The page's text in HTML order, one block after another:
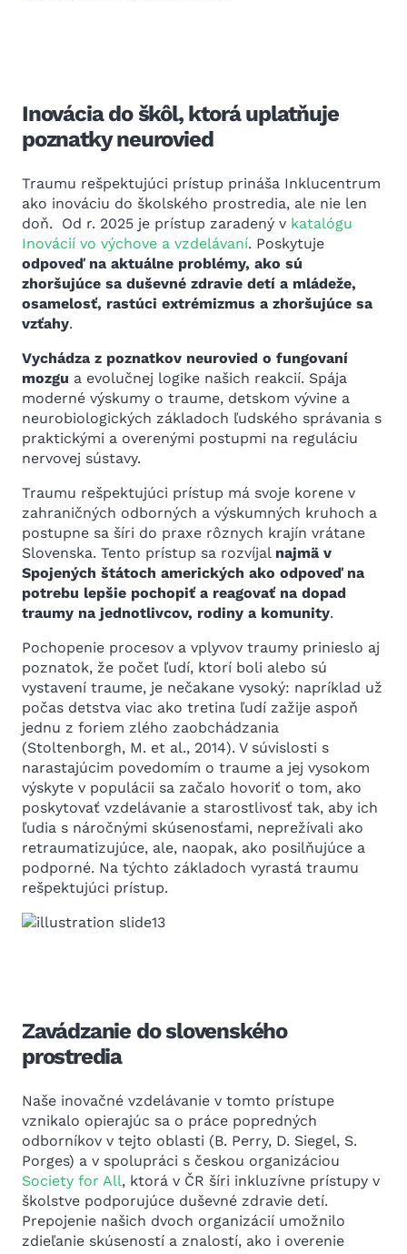
Inovácia do škôl, ktorá uplatňuje
poznatky neurovied
Traumu rešpektujúci prístup prináša Inklucentrum
ako inováciu do školského prostredia, ale nie len
doň. Od r. 2025 je prístup zaradený v katalógu
Inovácií vo výchove a vzdelávaní. Poskytuje
odpoveď na aktuálne problémy, ako sú
zhoršujúce sa duševné zdravie detí a mládeže,
osamelosť, rastúci extrémizmus a zhoršujúce sa
vzťahy.
Vychádza z poznatkov neurovied o fungovaní
mozgu a evolučnej logike našich reakcií. Spája
moderné výskumy o traume, detskom vývine a
neurobiologických základoch ľudského správania s
praktickými a overenými postupmi na reguláciu
nervovej sústavy.
Traumu rešpektujúci prístup má svoje korene v
zahraničných odborných a výskumných kruhoch a
postupne sa šíri do praxe rôznych krajín vrátane
Slovenska. Tento prístup sa rozvíjal najmä v
Spojených štátoch amerických ako odpoveď na
potrebu lepšie pochopiť a reagovať na dopad
traumy na jednotlivcov, rodiny a komunity.
Pochopenie procesov a vplyvov traumy prinieslo aj
poznatok, že počet ľudí, ktorí boli alebo sú
vystavení traume, je nečakane vysoký: napríklad už
počas detstva viac ako tretina ľudí zažije aspoň
jednu z foriem zlého zaobchádzania
(Stoltenborgh, M. et al., 2014). V súvislosti s
narastajúcim povedomím o traume a jej vysokom
výskyte v populácii sa začalo hovoriť o tom, ako
poskytovať vzdelávanie a starostlivosť tak, aby ich
ľudia s náročnými skúsenosťami, neprežívali ako
retraumatizujúce, ale, naopak, ako posilňujúce a
podporné. Na týchto základoch vyrastá traumu
rešpektujúci prístup.
Zavádzanie do slovenského
prostredia
Naše inovačné vzdelávanie v tomto prístupe
vznikalo opierajúc sa o práce popredných
odborníkov v tejto oblasti (B. Perry, D. Siegel, S.
Porges) a v spolupráci s českou organizáciou
Society for All, ktorá v ČR šíri inkluzívne prístupy v
školstve podporujúce duševné zdravie detí.
Prepojenie našich dvoch organizácií umožnilo
zdieľanie skúseností a znalostí, ako i overenie